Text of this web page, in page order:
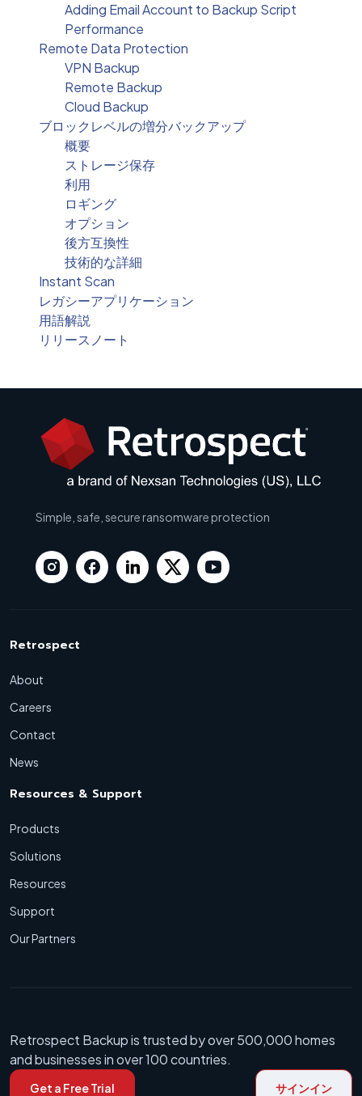
Adding Email Account to Backup Script
Performance
Remote Data Protection
VPN Backup
Remote Backup
Cloud Backup
ブロックレベルの増分バックアップ
概要
ストレージ保存
利用
ロギング
オプション
後方互換性
技術的な詳細
Instant Scan
レガシーアプリケーション
用語解説
リリースノート
Simple, safe, secure ransomware protection
Retrospect
About
Careers
Contact
News
Resources & Support
Products
Solutions
Resources
Support
Our Partners
Retrospect Backup is trusted by over 500,000 homes
and businesses in over 100 countries.
Get a Free Trial サインイン